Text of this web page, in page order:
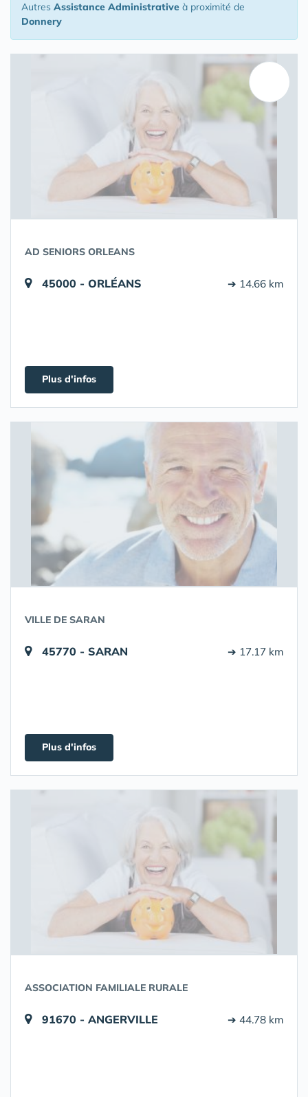
Autres Assistance Administrative à proximité de
Donnery
AD SENIORS ORLEANS
45000 - ORLÉANS ➔ 14.66 km
Plus d'infos
VILLE DE SARAN
45770 - SARAN ➔ 17.17 km
Plus d'infos
ASSOCIATION FAMILIALE RURALE
91670 - ANGERVILLE ➔ 44.78 km